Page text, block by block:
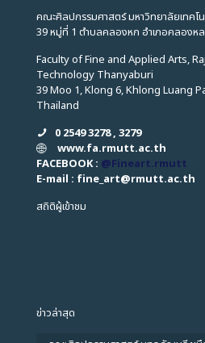
คณะศิลปกรรมศาสตร์ มหาวิทยาลัยเทค
39 หมู่ที่ 1 ตำบลคลองหก อำเภอคลองห
Faculty of Fine and Applied Arts,
Technology Thanyaburi
39 Moo 1, Klong 6, Khlong Luang
Thailand
0 2549 3278 , 3279
www.fa.rmutt.ac.th
FACEBOOK : @Fineart.rmutt
E-mail : fine_art@rmutt.ac.th
สถิติผู้เข้าชม
ข่าวล่าสุด